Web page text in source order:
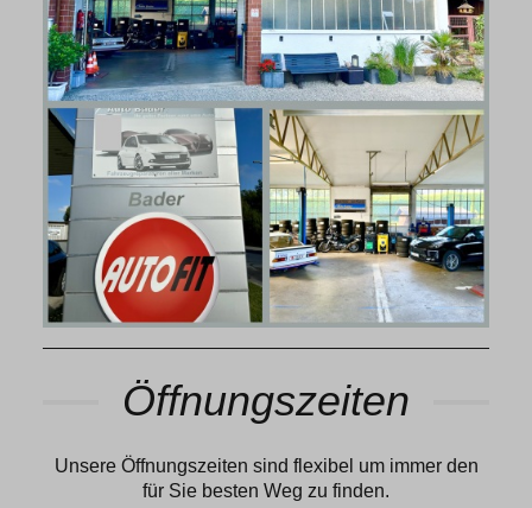
Öffnungszeiten
Unsere Öffnungszeiten sind flexibel um immer den
für Sie besten Weg zu finden.